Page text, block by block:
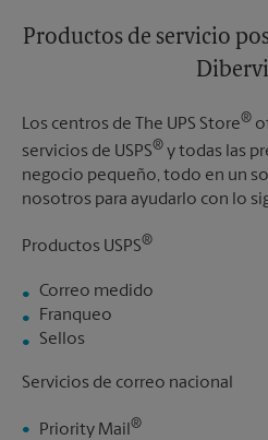
Productos de servicio
Los centros de The UPS Store®
servicios de USPS® y todas las
negocio pequeño, todo en un
nosotros para ayudarlo con lo
Productos USPS®
Correo medido
Franqueo
Sellos
Servicios de correo nacional
Priority Mail ®